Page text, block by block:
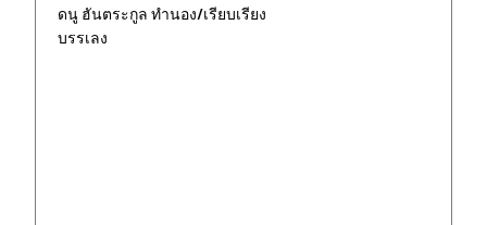
ดนู ฮันตระกูล ทำนอง/เรียบเรียง
บรรเลง